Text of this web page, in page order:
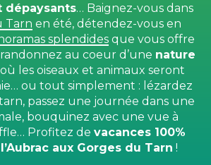
dépaysants… Baignez-vous dans
Tarn en été, détendez-vous en
splendides que vous offre
au coeur d’une nature
les oiseaux et animaux seront
ou tout simplement : lézardez
passez une journée dans une
bouquinez avec une vue à
Profitez de vacances 100%
aux Gorges du Tarn !